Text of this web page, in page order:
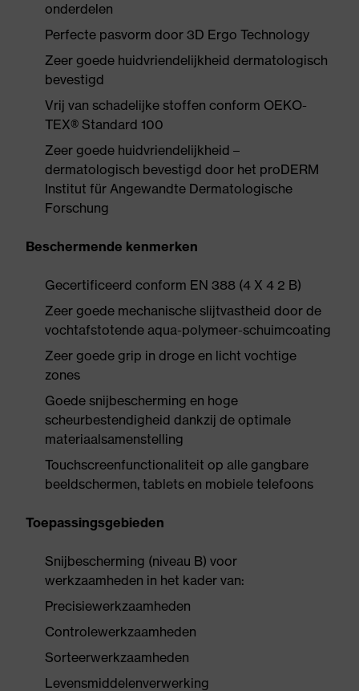
onderdelen
Perfecte pasvorm door 3D Ergo Technology
Zeer goede huidvriendelijkheid dermatologisch
bevestigd
Vrij van schadelijke stoffen conform OEKO-
TEX® Standard 100
Zeer goede huidvriendelijkheid –
dermatologisch bevestigd door het proDERM
Institut für Angewandte Dermatologische
Forschung
Beschermende kenmerken
Gecertificeerd conform EN 388 (4 X 4 2 B)
Zeer goede mechanische slijtvastheid door de
vochtafstotende aqua-polymeer-schuimcoating
Zeer goede grip in droge en licht vochtige
zones
Goede snijbescherming en hoge
scheurbestendigheid dankzij de optimale
materiaalsamenstelling
Touchscreenfunctionaliteit op alle gangbare
beeldschermen, tablets en mobiele telefoons
Toepassingsgebieden
Snijbescherming (niveau B) voor
werkzaamheden in het kader van:
Precisiewerkzaamheden
Controlewerkzaamheden
Sorteerwerkzaamheden
Levensmiddelenverwerking